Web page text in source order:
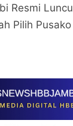
Resmi
Pilih